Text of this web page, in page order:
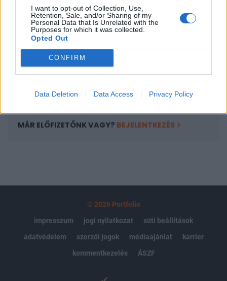
I want to opt-out of Collection, Use,
Retention, Sale, and/or Sharing of my
Personal Data that Is Unrelated with the
Purposes for which it was collected.
Opted Out
CONFIRM
Data Deletion Data Access Privacy Policy
regisztrációhoz kötött.
Az előfizetés a következőket tartalmazza:
Portfolio.hu teljes cikkarchívum
Kötéslisták: BÉT elmúlt 2 év napon belüli
kötéslistái
MÁR ELŐFIZETŐNK VAGY? BEJELENTKEZÉS
© 2026 Portfolio
impresszum
jogi nyilatkozat
süti beállítások
adatvédelem
szerzői jogok médiaajánlat
karrier
kommentkezelés
ÁSZF